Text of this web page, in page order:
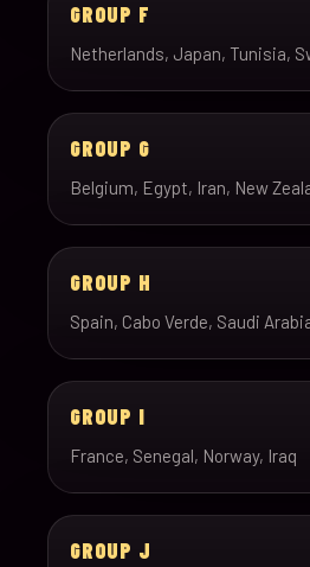
GROUP F
Netherlands, Japan, Tunisia,
GROUP G
Belgium, Egypt, Iran, New
GROUP H
Spain, Cabo Verde, Saudi
GROUP I
France, Senegal, Norway, Iraq
GROUP J